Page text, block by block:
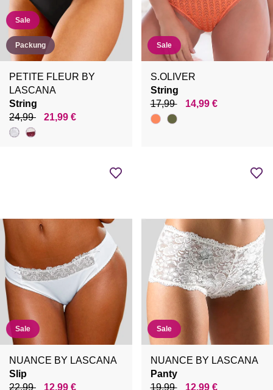
Sale
Packung
PETITE FLEUR BY
LASCANA
String
24,99
21,99 €
Sale
S.OLIVER
String
17,99
14,99 €
Sale
NUANCE BY LASCANA
Slip
22,99
12,99 €
Sale
NUANCE BY LASCANA
Panty
19,99
12,99 €